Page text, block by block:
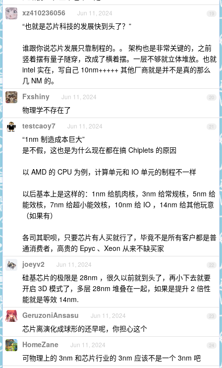
19
xz410236056 Jun 11, 2024
“也就是芯片科技的发展快到头了？”
谁跟你说芯片发展只靠制程的。。 架构也是非常关键的，之前
竖着摆有量子隧穿，改成了横着摆。一层不够就立体堆放。也就
intel 实在，写自己 10nm+++++ 其他厂商就是并不是真的那么
几 NM 的。
20
Fxshiny Jun 11, 2024
物理学不存在了
21
testcaoy7 Jun 11, 2024
“1nm 制造成本巨大”
是不假，这也是为什么现在都在搞 Chiplets 的原因
以 AMD 的 CPU 为例，计算单元和 IO 单元的制程不一样
以后基本上是这样的：1nm 给肌肉核，3nm 给常规核，5nm 给
能效核，7nm 给超小能效核，10nm 给 IO ，14nm 给其他玩意
（如果有）
各司其职呗，只要芯片有人买就行了，毕竟不是所有客户都是普
通消费者，高贵的 Epyc 、Xeon 从来不缺买家
22
joeyv2 Jun 11, 2024
硅基芯片的极限是 28nm ，很久以前就到头了，再小下去就要
开启 3D 模式了，多层 28nm 堆叠在一起，如果是提升 2 倍性
能就是等效 14nm.
23
GeruzoniAnsasu Jun 11, 2024
芯片离演化成球形的还早呢，你担心这个
24
HomeZane Jun 11, 2024
可物理上的 3nm 和芯片行业的 3nm 应该不是一个 3nm 吧